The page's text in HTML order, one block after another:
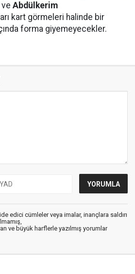
ve Abdülkerim
kart görmeleri halinde bir
forma giyemeyecekler.
edici cümleler veya imalar, inançlara saldırı
ve büyük harflerle yazılmış yorumlar